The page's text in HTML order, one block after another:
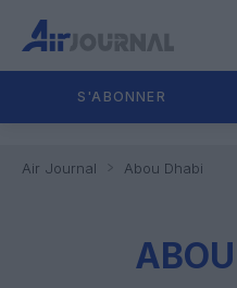
S'ABONNER
Air Journal Abou Dhabi